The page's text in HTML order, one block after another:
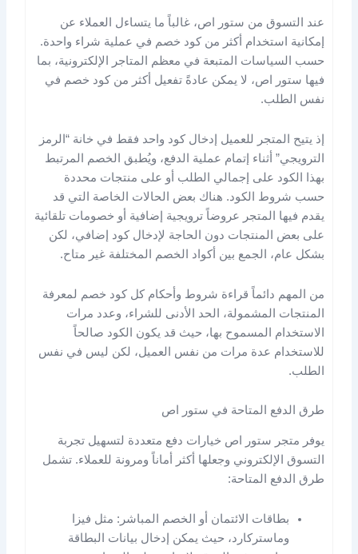
عند التسوق من ستور اص، غالباً ما يتساءل العملاء عن
إمكانية استخدام أكثر من كود خصم في عملية شراء واحدة.
حسب السياسات المتبعة في معظم المتاجر الإلكترونية، بما
فيها ستور اص، لا يمكن عادةً تفعيل أكثر من كود خصم في
نفس الطلب.
إذ يتيح المتجر للعميل إدخال كود واحد فقط في خانة “الرمز
الترويجي” أثناء إتمام عملية الدفع، ويُطبق الخصم المرتبط
بهذا الكود على إجمالي الطلب أو على منتجات محددة
حسب شروط الكود. هناك بعض الحالات الخاصة التي قد
يقدم فيها المتجر عروضاً ترويجية إضافية أو خصومات تلقائية
على بعض المنتجات دون الحاجة لإدخال كود إضافي، لكن
بشكل عام، الجمع بين أكواد الخصم المختلفة غير متاح.
من المهم دائماً قراءة شروط وأحكام كل كود خصم لمعرفة
المنتجات المشمولة، الحد الأدنى للشراء، وعدد مرات
الاستخدام المسموح بها، حيث قد يكون الكود صالحاً
للاستخدام عدة مرات من نفس العميل، لكن ليس في نفس
الطلب.
طرق الدفع المتاحة في ستور اص
يوفر متجر ستور اص خيارات دفع متعددة لتسهيل تجربة
التسوق الإلكتروني وجعلها أكثر أماناً ومرونة للعملاء. تشمل
طرق الدفع المتاحة:
بطاقات الائتمان أو الخصم المباشر: مثل فيزا
وماستركارد، حيث يمكن إدخال بيانات البطاقة